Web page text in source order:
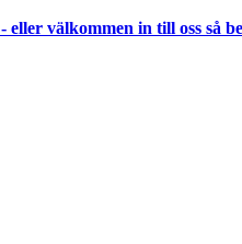
- eller välkommen in till oss så